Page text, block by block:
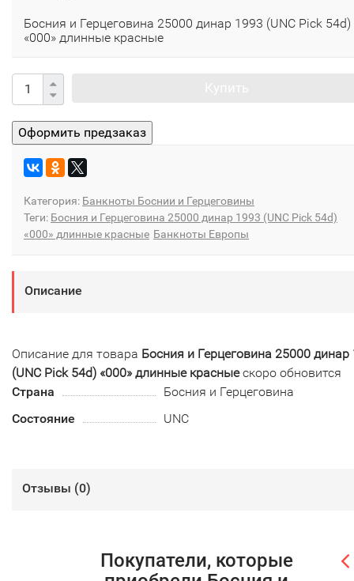
Босния и Герцеговина 25000 динар 1993 (UNC Pick 54d)
«000» длинные красные
Категория: Банкноты Боснии и Герцеговины
Теги: Босния и Герцеговина 25000 динар 1993 (UNC Pick 54d)
«000» длинные красные Банкноты Европы
Описание
Описание для товара Босния и Герцеговина 25000 динар
(UNC Pick 54d) «000» длинные красныескоро обновится
Страна
Босния и Герцеговина
Состояние
UNC
Отзывы (0)
Покупатели, которые